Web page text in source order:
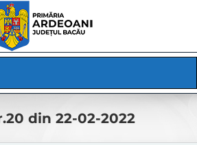
din 22-02-2022